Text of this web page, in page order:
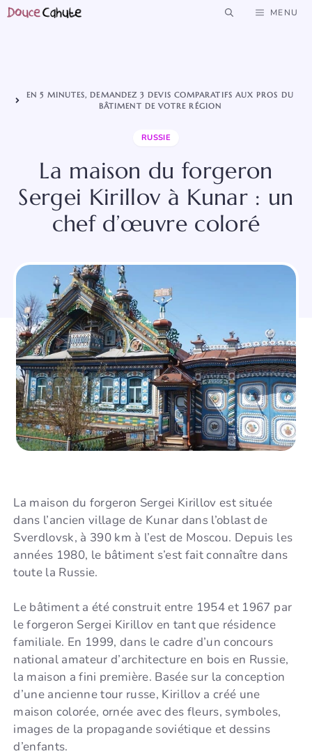
Aller
MENU
EN 5 MINUTES, DEMANDEZ 3 DEVIS COMPARATIFS AUX PROS DU
BÂTIMENT DE VOTRE RÉGION
RUSSIE
La maison du forgeron
Sergei Kirillov à Kunar : un
chef d’œuvre coloré
La maison du forgeron Sergei Kirillov est située
dans l’ancien village de Kunar dans l’oblast de
Sverdlovsk, à 390 km à l’est de Moscou. Depuis les
années 1980, le bâtiment s’est fait connaître dans
toute la Russie.
Le bâtiment a été construit entre 1954 et 1967 par
le forgeron Sergei Kirillov en tant que résidence
familiale. En 1999, dans le cadre d’un concours
national amateur d’architecture en bois en Russie,
la maison a fini première. Basée sur la conception
d’une ancienne tour russe, Kirillov a créé une
maison colorée, ornée avec des fleurs, symboles,
images de la propagande soviétique et dessins
d’enfants.